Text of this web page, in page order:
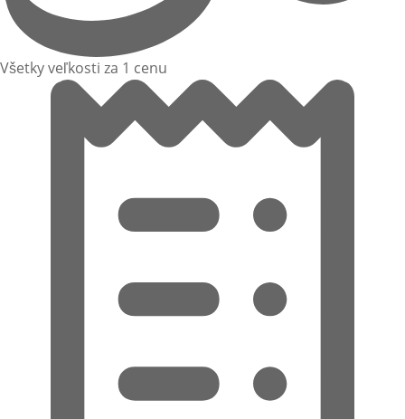
Všetky veľkosti za 1 cenu